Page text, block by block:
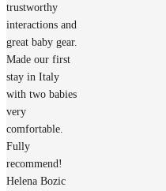
trustworthy
interactions and
great baby gear.
Made our first
stay in Italy
with two babies
very
comfortable.
Fully
recommend!
Helena Bozic